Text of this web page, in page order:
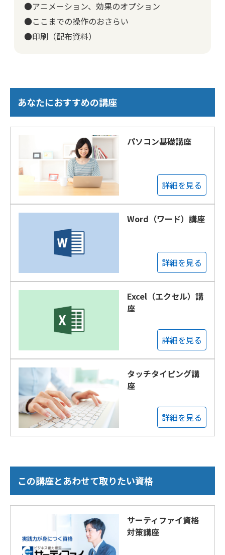
●アニメーション、効果のオプション
●ここまでの操作のおさらい
●印刷（配布資料）
あなたにおすすめの講座
パソコン基礎講座
詳細を見る
Word（ワード）講座
詳細を見る
Excel（エクセル）講
座
詳細を見る
タッチタイピング講
座
詳細を見る
この講座とあわせて取りたい資格
サーティファイ資格
対策講座